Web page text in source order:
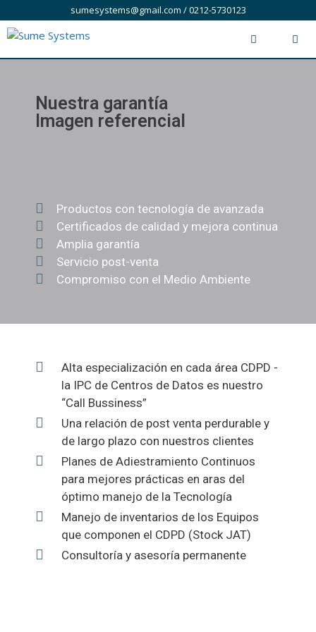
sumesystems@gmail.com / 0212-5730123
Nuestra garantía
Imagen referencial
Productos con tecnología de avanzada
Certificados de calidad y mejora continua
Amplia garantía
Servicio post-venta
Compromiso con el Medio Ambiente
Alta especialización en cada área CDPD -
la IPC de Centros de Datos es nuestro
“Call Bussiness”
Una relación de post venta perdurable y
de largo plazo con nuestros clientes
Planes de Adiestramiento Continuos
para mejores prácticas en aras del
óptimo manejo de la Tecnología
Manejo de inventarios de los Equipos
que componen el CDPD (Stock JAT)
Consultoría y asesoría permanente